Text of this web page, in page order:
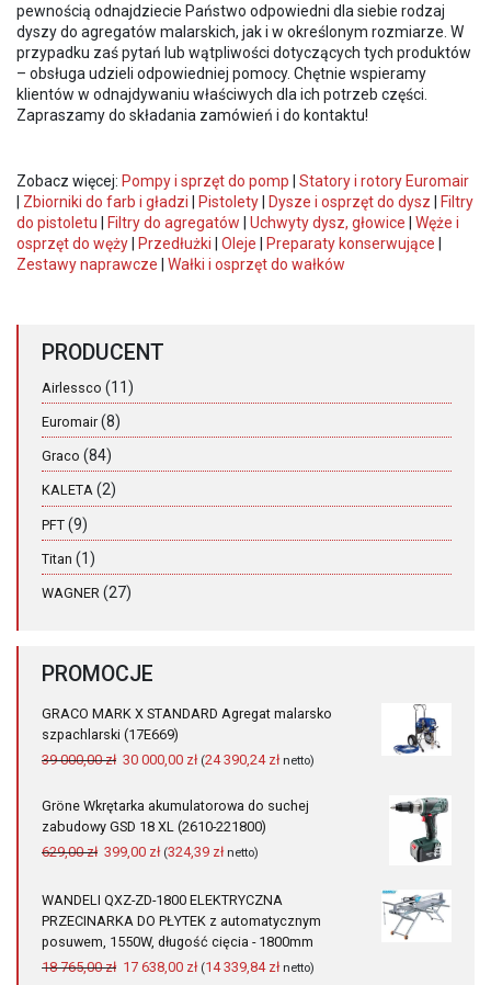
pewnością odnajdziecie Państwo odpowiedni dla siebie rodzaj
dyszy do agregatów malarskich, jak i w określonym rozmiarze. W
przypadku zaś pytań lub wątpliwości dotyczących tych produktów
– obsługa udzieli odpowiedniej pomocy. Chętnie wspieramy
klientów w odnajdywaniu właściwych dla ich potrzeb części.
Zapraszamy do składania zamówień i do kontaktu!
Zobacz więcej: Pompy i sprzęt do pomp
Statory i rotory Euromair
Zbiorniki do farb i gładzi Pistolety Dysze i osprzęt do dysz
Filtry
do pistoletu
Filtry do agregatów Uchwyty dysz, głowice
Węże i
osprzęt do węży
Przedłużki Oleje Preparaty konserwujące
Zestawy naprawcze
Wałki i osprzęt do wałków
PRODUCENT
Airlessco (11)
Euromair (8)
Graco (84)
KALETA (2)
PFT (9)
Titan (1)
WAGNER (27)
PROMOCJE
GRACO MARK X STANDARD Agregat malarsko
szpachlarski (17E669)
39 000,00zł Pierwotna
wynosiła:
39
30 000,00 złAktualna
wynosi:
30
(24 390,24 złnetto)
Gröne Wkrętarka akumulatorowa do suchej
zabudowy GSD 18 XL (2610-221800)
629,00zł Pierwotna
wynosiła:
629,00 zł.
399,00 złAktualna
wynosi:
399,00 zł.
(324,39 złnetto)
WANDELI QXZ-ZD-1800 ELEKTRYCZNA
PRZECINARKA DO PŁYTEK z automatycznym
posuwem, 1550W, długość cięcia - 1800mm
18 765,00zł Pierwotna
17 638,00 złAktualna
(14 339,84 złnetto)